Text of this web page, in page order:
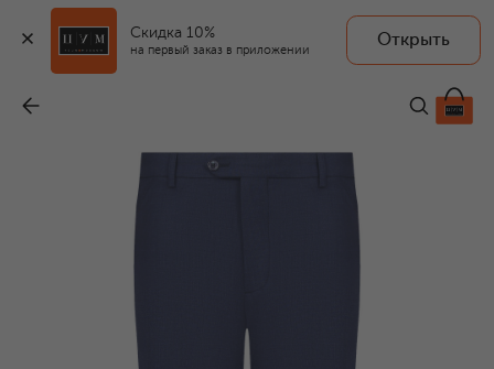
Скидка 10%
на первый заказ в приложении
Открыть
54 650 ₽